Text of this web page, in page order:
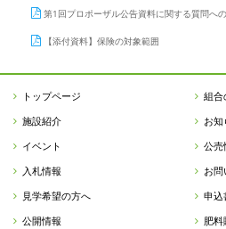
第1回プロポーザル公告資料に関する質問へ
【添付資料】保険の対象範囲
トップページ
組合
施設紹介
お知
イベント
公売
入札情報
お
見学希望の方へ
申込
公開情報
肥料